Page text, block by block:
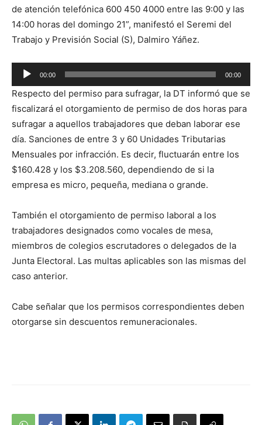
de atención telefónica 600 450 4000 entre las 9:00 y las
14:00 horas del domingo 21”, manifestó el Seremi del
Trabajo y Previsión Social (S), Dalmiro Yáñez.
Reproductor
de
audio
00:00 00:00
Respecto del permiso para sufragar, la DT informó que se
fiscalizará el otorgamiento de permiso de dos horas para
sufragar a aquellos trabajadores que deban laborar ese
día. Sanciones de entre 3 y 60 Unidades Tributarias
Mensuales por infracción. Es decir, fluctuarán entre los
$160.428 y los $3.208.560, dependiendo de si la
empresa es micro, pequeña, mediana o grande.
También el otorgamiento de permiso laboral a los
trabajadores designados como vocales de mesa,
miembros de colegios escrutadores o delegados de la
Junta Electoral. Las multas aplicables son las mismas del
caso anterior.
Cabe señalar que los permisos correspondientes deben
otorgarse sin descuentos remuneracionales.